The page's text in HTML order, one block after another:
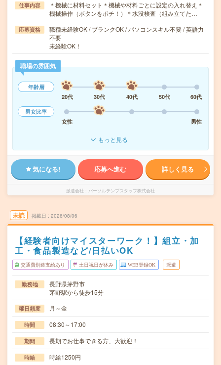
仕事内容
＊機械に材料セット＊機械や材料ごとに設定の入れ替え＊
機械操作（ボタンをポチ！）＊水没検査（組み立てた…
応募資格
職種未経験OK / ブランクOK / パソコンスキル不要 / 英語力
不要
未経験OK！
職場の雰囲気
年齢層
20代
30代 40代 50代
60代
男女比率
女性
男性
もっと見る
気になる! 応募へ進む 詳しく見る
派遣会社 パーソルテンプスタッフ株式会社
未読 掲載日 2026/08/06
【経験者向けマイスターワーク！】組立・加
工・食品製造など/日払いOK
交通費別途支給あり 土日祝日が休み WEB登録OK 派遣
勤務地
長野県茅野市
茅野駅から徒歩15分
曜日頻度 月～金
時間 08:30～17:00
期間 長期でお仕事できる方、大歓迎！
時給 時給1250円